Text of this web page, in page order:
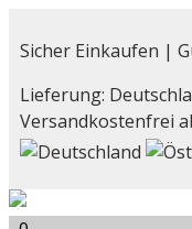
Inhalt
Sicher Einkaufen |
Lieferung:
Versandkostenfrei